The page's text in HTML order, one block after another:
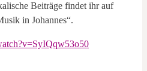
Beiträge findet ihr auf
in Johannes“.